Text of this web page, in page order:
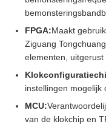
FPGA:Maakt
Ziguang
elementen,
instellingen mogelijk
MCU:
van de klokchip en